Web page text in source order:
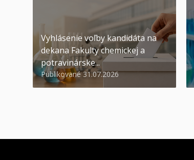
Vyhlásenie voľby kandidáta na
dekana Fakulty chemickej a
potravinárske...
Publikované 31.07.2026